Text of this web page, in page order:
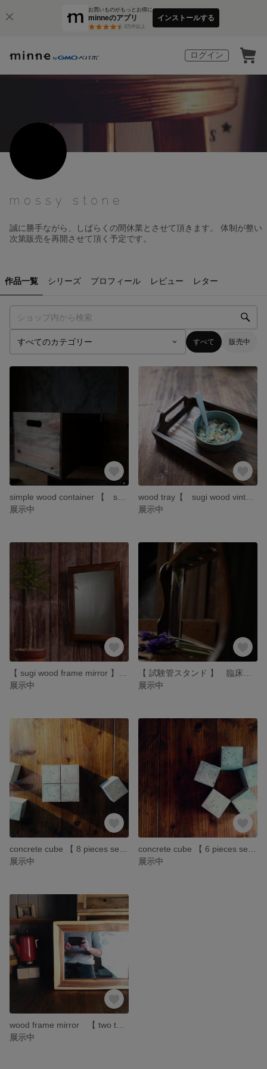
お買いものがもっとお得に
minneのアプリ
3万件以上
インストールする
ログイン
mossy stone
誠に勝手ながら、しばらくの間休業とさせて頂きます。 体制が整い
次第販売を再開させて頂く予定です。
作品一覧 シリーズ プロフィール レビュー レター
すべて 販売中
展示中
展示中
展示中
展示中
展示中
展示中
展示中